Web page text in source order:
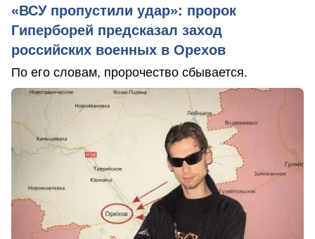
«ВСУ пропустили удар»: пророк
Гиперборей предсказал заход
российских военных в Орехов
По его словам, пророчество сбывается.